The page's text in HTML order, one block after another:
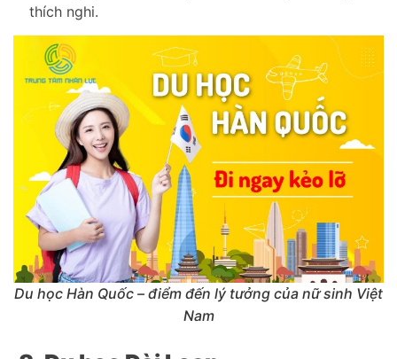
thích nghi.
Du học Hàn Quốc – điểm đến lý tưởng của nữ sinh Việt
Nam